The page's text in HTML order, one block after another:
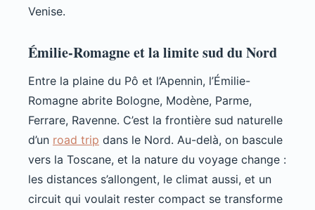
Venise.
Émilie-Romagne et la limite sud du Nord
Entre la plaine du Pô et l’Apennin, l’Émilie-
Romagne abrite Bologne, Modène, Parme,
Ferrare, Ravenne. C’est la frontière sud naturelle
d’un road trip dans le Nord. Au-delà, on bascule
vers la Toscane, et la nature du voyage change :
les distances s’allongent, le climat aussi, et un
circuit qui voulait rester compact se transforme